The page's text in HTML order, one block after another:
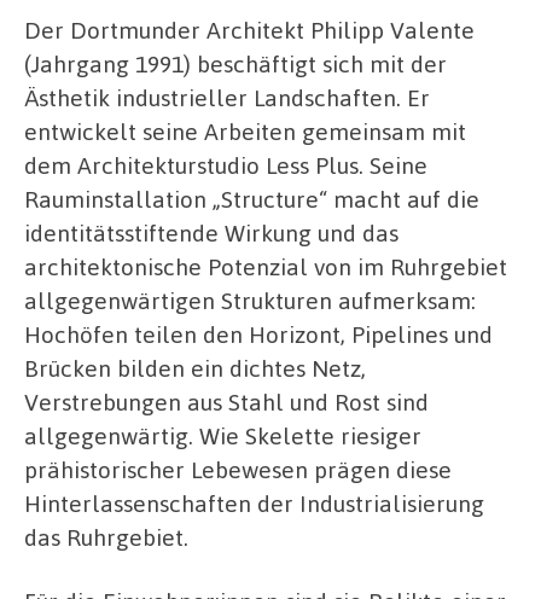
Der Dortmunder Architekt Philipp Valente
(Jahrgang 1991) beschäftigt sich mit der
Ästhetik industrieller Landschaften. Er
entwickelt seine Arbeiten gemeinsam mit
dem Architekturstudio Less Plus. Seine
Rauminstallation „Structure“ macht auf die
identitätsstiftende Wirkung und das
architektonische Potenzial von im Ruhrgebiet
allgegenwärtigen Strukturen aufmerksam:
Hochöfen teilen den Horizont, Pipelines und
Brücken bilden ein dichtes Netz,
Verstrebungen aus Stahl und Rost sind
allgegenwärtig. Wie Skelette riesiger
prähistorischer Lebewesen prägen diese
Hinterlassenschaften der Industrialisierung
das Ruhrgebiet.